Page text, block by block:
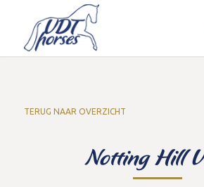
TERUG NAAR OVERZICHT
Notting Hill